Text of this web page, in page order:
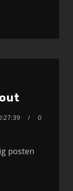
0
posten